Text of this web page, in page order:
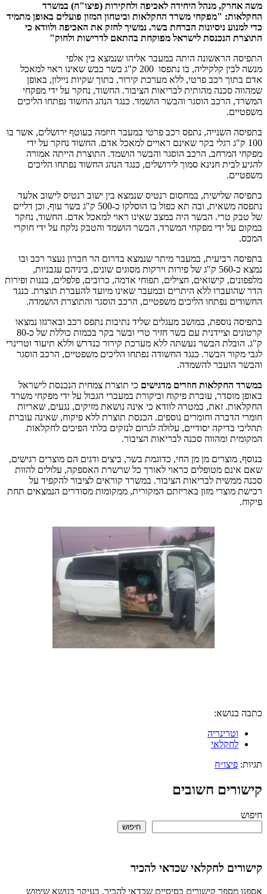
מנהל היחידה לאכיפה ולחקירות (פיצו"ח) במשרד
"מפקחי משרד החקלאות וביטחון המזון פועלים באופן מתמיד
ניסיונות הברחת בשר. נמשיך לחזק את האכיפה ולוודא כי
הנכנסת לישראל מפוקחת בהתאם לדרישות ולחוק"
הראשונה היתה במעבר אליהו שנמצא בין אלפי
מנשה לבין קלקיליה, בו נתפסו 200 ק"ג בשר כבש שאינו ראוי למאכל
רכב פרטי, ללא מערכת קירור, בתוך שקיות ניילון, באופן
סכנה מהותית לבריאות הציבור. החשוד, נחקר על ידי מפקחי
הרכב הוסגר והבשר הושמד. כנגד הנהג החשוד נפתחו הליכים
השנייה, נתפס רכב פרטי במעבר חיזמה בעוטף ירושלים, אשר בו
ק"ג רגלי בקר שאינם ראויים למאכל אדם. החשוד נחקר על ידי
המרחב, הרכב הוסגר והבשר הושמד. התוצרת הייתה אמורה
חנינא סמוך לירושלים, כנגד הנהג החשוד נפתחו הליכים
שלישית, במחסום רנטיס שנמצא בין ישוב רנטיס לישוב אלעד
נתפסה משאית, ובה תא כפול בו הוסלקו כ-500 ק"ג בשר עוף, וכן דליים
טרי. הבשר היה במצב שאינו ראוי למאכל אדם. החשוד, נחקר
על ידי מפקחי המשרד, הבשר הושמד והטבק נלקח על ידי חוקרי
רביעית, במעבר מיתר שנמצא בדרום הר חברון נעצר רכב ובו
נמצא כ-560 ק"ג של פירות וירקות מסוגים שונים, ביניהם עגבניות,
קישואים, חצילים, תפוחי אדמה, כרובים, פלפלים, בננות ופירות
ללא היתרים ובמעבר שאינו מיועד להעברת תוצרת. כנגד
נפתחו הליכים משפטיים, הרכב הוסגר והתוצרת הושמדה.
נוספת, במושב מעגלים שליד נתיבות נתפס רכב ובארגזו נמצאו
קרטונים וציידנית עם בשר חזיר טרי ובשר בקר בכמות כוללת של כ-80
הבשר נעשתה ללא מערכת קירור כנדרש וללא תיעוד וטרינרי
הבשר. כנגד החשודה נפתחו הליכים משפטיים, הרכב הוסגר
הועבר להשמדה.
החקלאות חוזרים מדגישיםכי תוצרת צמחית הנכנסת לישראל
מוסדר, עוברת פיקוח וביקורת במעברי הגבול על ידי מפקחי משרד
זאת, במטרה לוודא כי אינה נושאת מזיקים, נגעים, שאריות
הדברה וחומרים נוספים. הכנסת תוצרת ללא פיקוח, שאינה עוברת
בדיקה יסודיים, עלולה לגרום לנזקים בלתי הפיכים לחקלאות
ומהווה סכנה לבריאות הציבור.
מוצרים מן מן החי, כדוגמת בשר, ביצים ודגים הם מוצרים רגישים,
מטופלים כראוי לאורך כל שרשרת האספקה, עלולים להוות
לבריאות הציבור. במשרד קוראים לציבור להקפיד על
מוצרי מזון באריזתם המקורית, ממקומות מסודרים הנמצאים תחת
וטרינריה
לחקלאי
פיצו״ח
חשובים
לחקלאי שכדאי להכיר
מספר קישורים בסיסיים שכדאי להכיר, בעיקר בנושא שימוש